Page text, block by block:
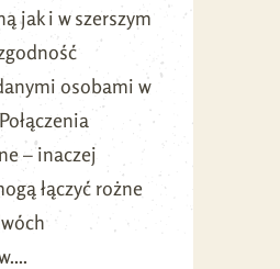
jak i w szerszym
osobami w
– inaczej
łączyć rożne